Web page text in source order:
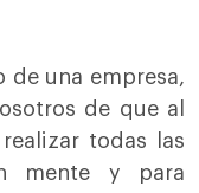
de una empresa,
de que al
todas las
mente y para